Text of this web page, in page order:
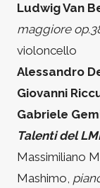
Ludwig Van
maggiore
violoncello
Alessandro
Giovanni
Gabriele
Talenti del
Massimiliano
Mashimo,